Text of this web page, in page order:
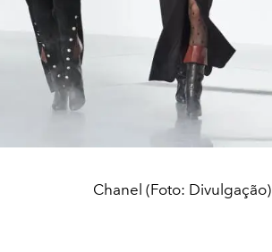
Chanel (Foto: Divulgação)